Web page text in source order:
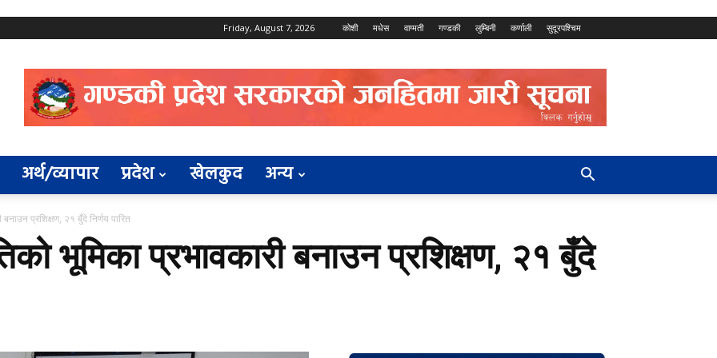
Friday, August 7, 2026 कोशी मधेस वाग्मती गण्डकी लुम्बिनी कर्णाली सुदूरपश्चिम
अर्थ/व्यापार प्रदेश खेलकुद अन्य
प्रशिक्षण, २१ बुँदे निर्णय पारित
भूमिका प्रभावकारी बनाउन प्रशिक्षण, २१ बुँदे